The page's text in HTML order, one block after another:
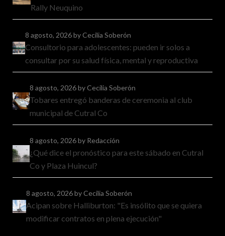
Rally Neuquino
8 agosto, 2026by Cecilia Soberón
Consultorio para adolescentes: pueden ir solos a
consultar por su salud física, mental y reproductiva
8 agosto, 2026by Cecilia Soberón
Tobares entregó banderas de ceremonia al club
municipal de Cutral Co
8 agosto, 2026by Redacción
¿Qué dice el pronóstico para este sábado en Cutral
Co y Plaza Huincul?
8 agosto, 2026by Cecilia Soberón
Acipan sobre Halliburton: "Es insólito que se quiera
modificar contratos en plena ejecución"